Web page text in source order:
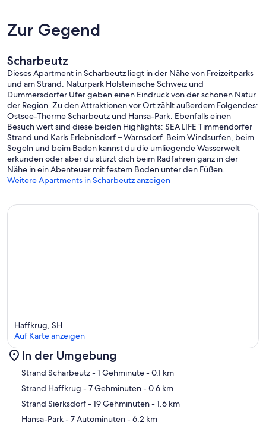
Zur Gegend
Scharbeutz
Dieses Apartment in Scharbeutz liegt in der Nähe von Freizeitparks
und am Strand. Naturpark Holsteinische Schweiz und
Dummersdorfer Ufer geben einen Eindruck von der schönen Natur
der Region. Zu den Attraktionen vor Ort zählt außerdem Folgendes:
Ostsee-Therme Scharbeutz und Hansa-Park. Ebenfalls einen
Besuch wert sind diese beiden Highlights: SEA LIFE Timmendorfer
Strand und Karls Erlebnisdorf – Warnsdorf. Beim Windsurfen, beim
Segeln und beim Baden kannst du die umliegende Wasserwelt
erkunden oder aber du stürzt dich beim Radfahren ganz in der
Nähe in ein Abenteuer mit festem Boden unter den Füßen.
Weitere Apartments in Scharbeutz anzeigen
Karte
Haffkrug, SH
Auf Karte anzeigen
In der Umgebung
Strand Scharbeutz- 1 Gehminute- 0.1 km
Strand Haffkrug - 7 Gehminuten- 0.6 km
Strand Sierksdorf- 19 Gehminuten- 1.6 km
Hansa-Park- 7 Autominuten- 6.2 km